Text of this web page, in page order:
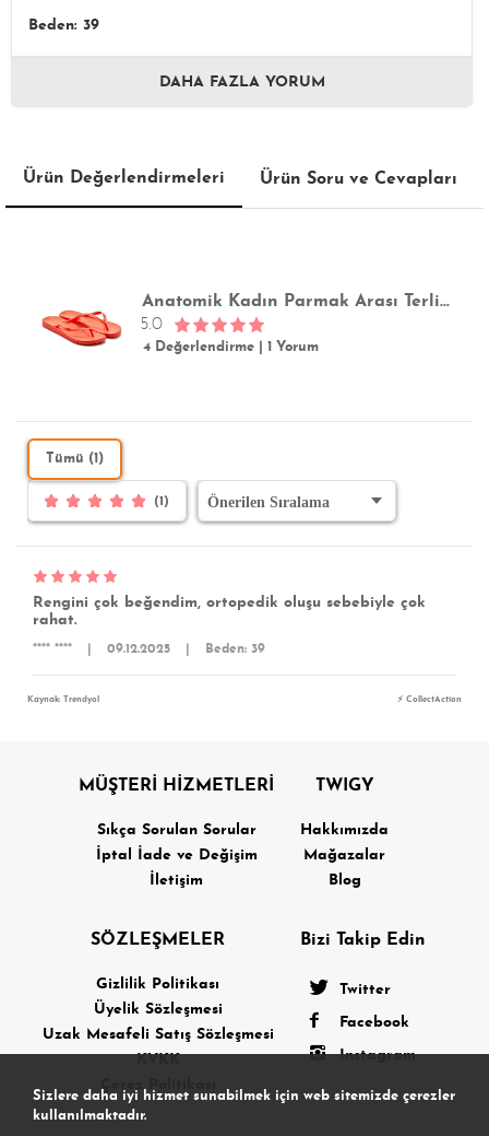
Beden: 39
DAHA FAZLA YORUM
Ürün Değerlendirmeleri Ürün Soru ve Cevapları
Anatomik Kadın Parmak Arası Terlik Kırmızı 35/42
5.0
4 Değerlendirme 1 Yorum
Tümü (1)
(1)
Rengini çok beğendim, ortopedik oluşu sebebiyle çok
rahat.
**** **** 09.12.2025 Beden: 39
Kaynak: Trendyol ⚡ CollectAction
MÜŞTERİ HİZMETLERİ
Sıkça Sorulan Sorular
İptal İade ve Değişim
İletişim
TWIGY
Hakkımızda
Mağazalar
Blog
SÖZLEŞMELER
Gizlilik Politikası
Üyelik Sözleşmesi
Uzak Mesafeli Satış Sözleşmesi
Çerez Politikası
Bizi Takip Edin
Twitter
Facebook
Instagram
Sizlere daha iyi hizmet sunabilmek için web sitemizde çerezler
kullanılmaktadır.